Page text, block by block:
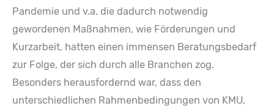
Pandemie und v.a. die dadurch notwendig
gewordenen Maßnahmen, wie Förderungen und
Kurzarbeit, hatten einen immensen Beratungsbedarf
zur Folge, der sich durch alle Branchen zog.
Besonders herausfordernd war, dass den
unterschiedlichen Rahmenbedingungen von KMU,